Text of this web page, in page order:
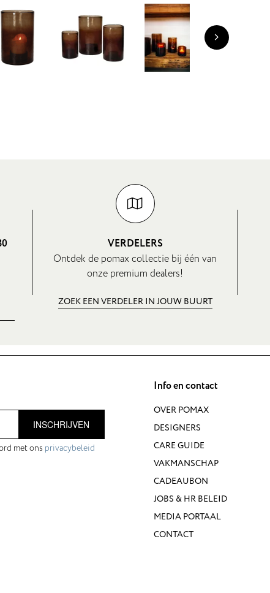
VERDELERS
Ontdek de pomax collectie bij één van
onze premium dealers!
ZOEK EEN VERDELER IN JOUW BUURT
INSCHRIJVEN
met ons privacybeleid
Info en contact
OVER POMAX
DESIGNERS
CARE GUIDE
VAKMANSCHAP
CADEAUBON
JOBS & HR BELEID
MEDIA PORTAAL
CONTACT